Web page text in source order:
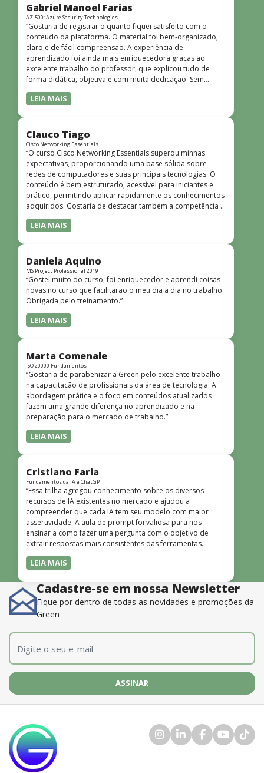
quem não tem uma bagagem técnica muito avançada.”
Gabriel Manoel Farias
AZ-500: Azure Security Technologies
“Gostaria de registrar o quanto fiquei satisfeito com o
conteúdo da plataforma. O material foi bem-organizado,
claro e de fácil compreensão. A experiência de
aprendizado foi ainda mais enriquecedora graças ao
excelente trabalho do professor, que explicou tudo de
forma didática, objetiva e com muita dedicação. Sem
dúvida, foi uma jornada de muito aprendizado!”
LEIA MAIS
Clauco Tiago
Cisco Networking Essentials
“O curso Cisco Networking Essentials superou minhas
expectativas, proporcionando uma base sólida sobre
redes de computadores e suas principais tecnologias. O
conteúdo é bem estruturado, acessível para iniciantes e
prático, permitindo aplicar rapidamente os conhecimentos
adquiridos. Gostaria de destacar também a competência e
o conhecimento técnico do instrutor Peterson, que
demonstrou total domínio do assunto e soube explicar
dinâmicas e envolventes. Recomendo o curso para todos
que desejam iniciar ou aprofundar seus conhecimentos em
redes!”
LEIA MAIS
Daniela Aquino
MS Project Professional 2019
“Gostei muito do curso, foi enriquecedor e aprendi coisas
novas no curso que facilitarão o meu dia a dia no trabalho.
Obrigada pelo treinamento.”
LEIA MAIS
Marta Comenale
ISO 20000 Fundamentos
“Gostaria de parabenizar a Green pelo excelente trabalho
na capacitação de profissionais da área de tecnologia. A
abordagem prática e o foco em conteúdos atualizados
fazem uma grande diferença no aprendizado e na
preparação para o mercado de trabalho.”
LEIA MAIS
Cristiano Faria
Fundamentos da IA e ChatGPT
“Essa trilha agregou conhecimento sobre os diversos
recursos de IA existentes no mercado e ajudou a
compreender que cada IA tem seu modelo com maior
assertividade. A aula de prompt foi valiosa para nos
ensinar a como fazer uma pergunta com o objetivo de
extrair respostas mais consistentes das ferramentas
disponíveis. O instrutor também é muito bom, além de
dominar o conteúdo, possui uma didática que incentiva o
LEIA MAIS
Cadastre-se em nossa Newsletter
Fique por dentro de todas as novidades e promoções da
Green
E-mail